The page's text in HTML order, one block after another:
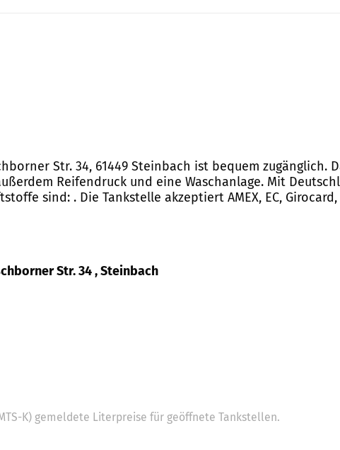
Str. 34, 61449 Steinbach ist bequem zugänglich.
Reifendruck und eine Waschanlage. Mit
sind: . Die Tankstelle akzeptiert AMEX, EC, Girocard,
Str. 34 , Steinbach
K) gemeldete Literpreise für geöffnete Tankstellen.